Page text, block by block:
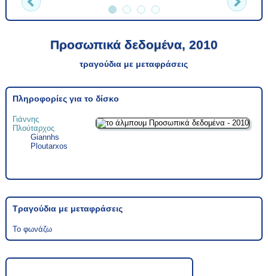
Προσωπικά δεδομένα, 2010
τραγούδια με μεταφράσεις
Πληροφορίες για το δίσκο
Γιάννης
Πλούταρχος
Giannhs
Ploutarxos
Τραγούδια με μεταφράσεις
Το φωνάζω